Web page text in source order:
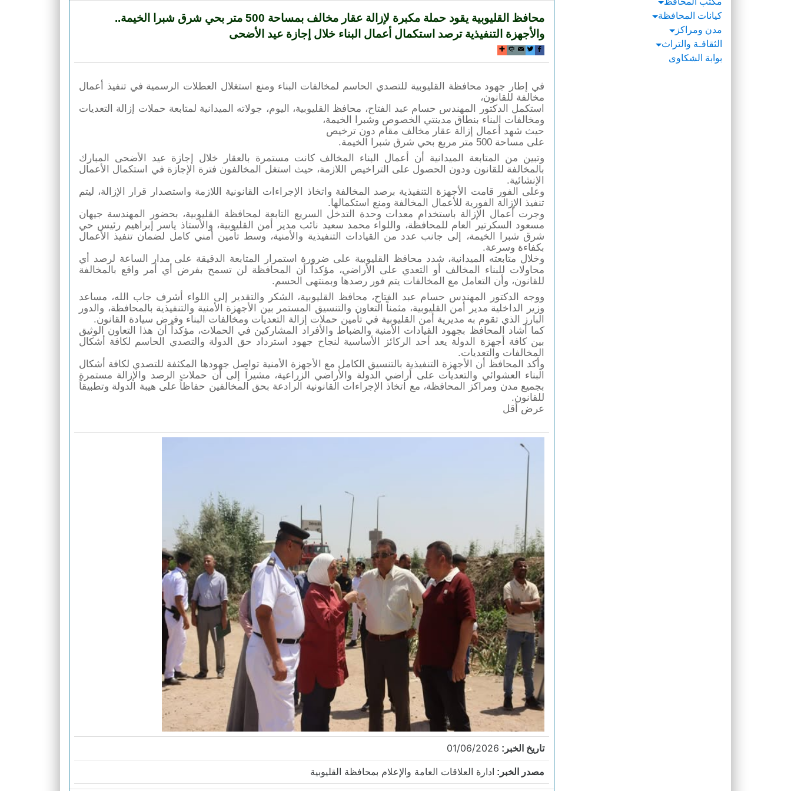
كيانات المحافظة
مدن ومراكز
الثقافـة والتراث
بوابة الشكاوى
محافظ القليوبية يقود حملة مكبرة لإزالة عقار مخالف بمساحة 500 متر بحي شرق شبرا الخيمة..
والأجهزة التنفيذية ترصد استكمال أعمال البناء خلال إجازة عيد الأضحى
مخالفة للقانون،
ومخالفات البناء بنطاق مدينتي الخصوص وشبرا الخيمة،
حيث شهد أعمال إزالة عقار مخالف مقام دون ترخيص
على مساحة 500 متر مربع بحي شرق شبرا الخيمة.
الإنشائية.
تنفيذ الإزالة الفورية للأعمال المخالفة ومنع استكمالها.
وجرت أعمال الإزالة باستخدام معدات وحدة التدخل السريع التابعة لمحافظة القليوبية، بحضور المهندسة جيهان
مسعود السكرتير العام للمحافظة، واللواء محمد سعيد نائب مدير أمن القليوبية، والأستاذ ياسر إبراهيم رئيس حي
شرق شبرا الخيمة، إلى جانب عدد من القيادات التنفيذية والأمنية، وسط تأمين أمني كامل لضمان تنفيذ الأعمال
بكفاءة وسرعة.
وخلال متابعته الميدانية، شدد محافظ القليوبية على ضرورة استمرار المتابعة الدقيقة على مدار الساعة لرصد أي
محاولات للبناء المخالف أو التعدي على الأراضي، مؤكداً أن المحافظة لن تسمح بفرض أي أمر واقع بالمخالفة
للقانون، وأن التعامل مع المخالفات يتم فور رصدها وبمنتهى الحسم.
البارز الذي تقوم به مديرية أمن القليوبية في تأمين حملات إزالة التعديات ومخالفات البناء وفرض سيادة القانون.
المخالفات والتعديات.
وأكد المحافظ أن الأجهزة التنفيذية بالتنسيق الكامل مع الأجهزة الأمنية تواصل جهودها المكثفة للتصدي لكافة أشكال
البناء العشوائي والتعديات على أراضي الدولة والأراضي الزراعية، مشيراً إلى أن حملات الرصد والإزالة مستمرة
بجميع مدن ومراكز المحافظة، مع اتخاذ الإجراءات القانونية الرادعة بحق المخالفين حفاظاً على هيبة الدولة وتطبيقاً
للقانون.
عرض أقل
تاريخ الخبر: 01/06/2026
مصدر الخبر: ادارة العلاقات العامة والإعلام بمحافظة القليوبية